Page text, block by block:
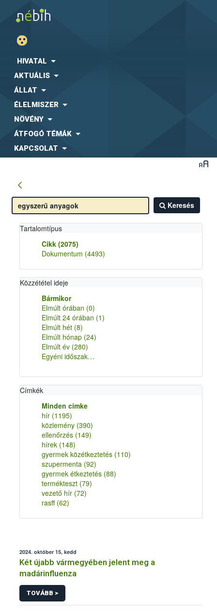
HIVATAL
AKTUÁLIS
ÁLLAT
ÉLELMISZER
NÖVÉNY
ÁTFOGÓ TÉMÁK
KAPCSOLAT
Keresés
Tartalomtípus
Cikk (2075)
Dokumentum (4493)
Közzététel ideje
Bármikor
Elmúlt órában (0)
Elmúlt 24 órában (1)
Elmúlt hét (8)
Elmúlt hónap (24)
Elmúlt év (280)
Egyéni időszak…
Címkék
Minden címke
hír (1195)
közlemény (390)
ellenőrzés (149)
hírek (148)
gyermek közétkeztetés (110)
szupermenta (92)
gyermek étkeztetés (88)
termékteszt (79)
vezető hír (72)
rasff (62)
2024. október 15, kedd
Két újabb vármegyében jelent meg a
madárinfluenza
TOVÁBB >